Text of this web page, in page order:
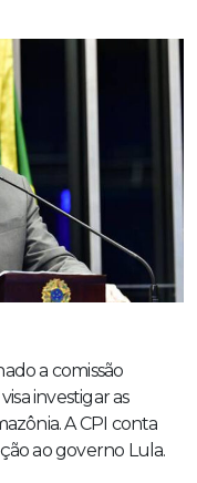
a comissão
investigar as
A CPI conta
ao governo Lula.